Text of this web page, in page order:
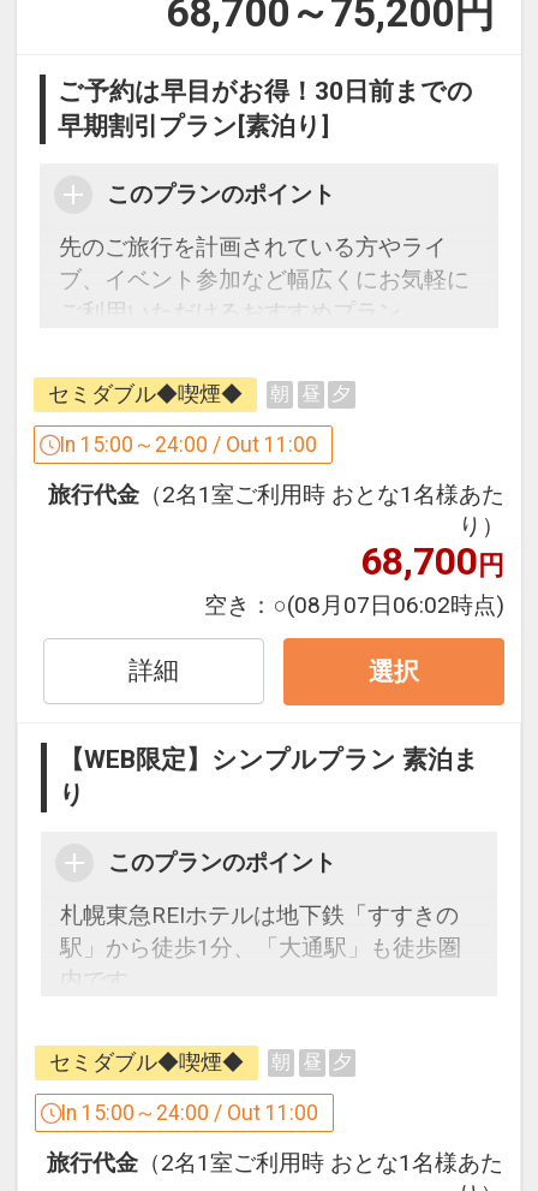
・大通公園 徒歩 約1分
・さっぽろテレビ塔 徒歩 約5分
・札幌市時計台 徒歩 約8分
設定期間：2024年4月9日～2027年6月
30日
68,700～75,200 円
ご予約は早目がお得！30日前までの
早期割引プラン[素泊り]
このプランのポイント
先のご旅行を計画されている方やライ
ブ、イベント参加など幅広くにお気軽に
ご利用いただけるおすすめプラン。
「大通駅」も徒歩圏内と好立地。
観光やビジネスを拠点に是非ご利用くだ
さい。
【ホテル情報】北海道札幌市中央区南4
・地下鉄南北線すすきの駅（4番出口）
・有料駐車場有（先着順）
・全館全室Wi-Fi接続可（代金不要）
・徒歩5分圏内にコンビニ複数あり
設定期間：2022年11月9日～2027年2月
28日
200000007104
セミダブル◆喫煙◆ 朝 昼 夕
In 15:00～24:00 / Out 11:00
旅行代金 （2名1室ご利用時 おとな1名様あた
り）
68,700円
空き： ○(08月07日06:02時点)
詳細 選択
【WEB限定】シンプルプラン 素泊ま
り
このプランのポイント
札幌東急REIホテルは地下鉄「すすきの
駅」から徒歩1分、「大通駅」も徒歩圏
内です。
を。
【ホテル情報】
地
セミダブル◆喫煙◆ 朝 昼 夕
In 15:00～24:00 / Out 11:00
旅行代金 （2名1室ご利用時 おとな1名様あた